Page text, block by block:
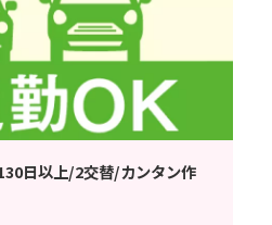
日以上/2交替/カンタン作